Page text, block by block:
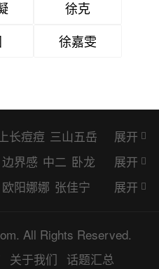
徐克
徐嘉雯
长痘痘 三山五岳
展开
边界感 中二 卧龙
EMO CP BUG
OEM BP 猎奇
可甜 对食 麻瓜
展开
欧阳娜娜 张佳宁
宋茜 孙俪 倪
柳岩 李小冉
展开
All Rights Reserved.
关于我们 话题汇总